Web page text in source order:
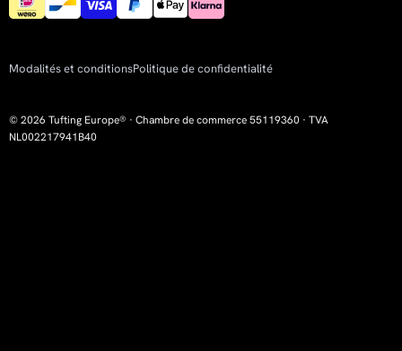
Modalités et conditionsPolitique de confidentialité
© 2026 Tufting Europe® · Chambre de commerce 55119360 · TVA
NL002217941B40